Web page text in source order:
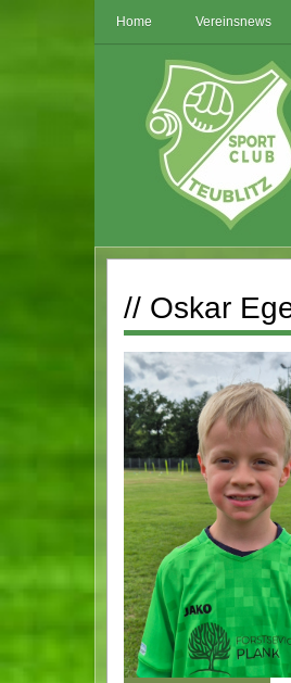
Home Vereinsnews
// Oskar